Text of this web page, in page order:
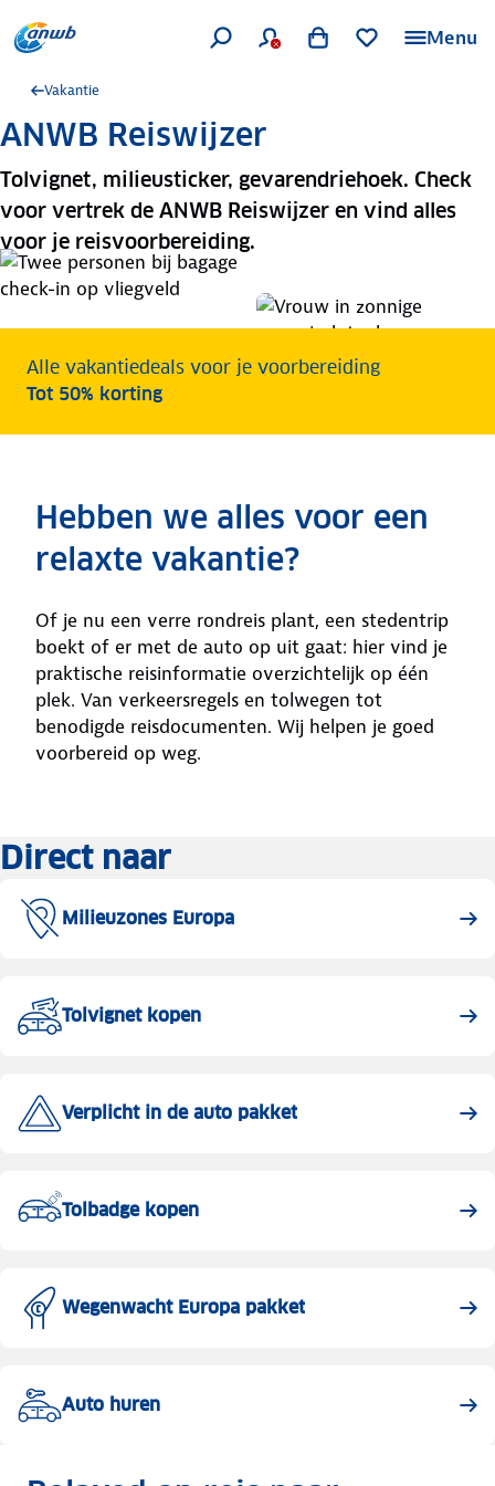
Menu
Vakantie
ANWB Reiswijzer
Tolvignet, milieusticker, gevarendriehoek. Check
voor vertrek de ANWB Reiswijzer en vind alles
voor je reisvoorbereiding.
Alle vakantiedeals voor je voorbereiding
Tot 50% korting
Hebben we alles voor een
relaxte vakantie?
Of je nu een verre rondreis plant, een stedentrip
boekt of er met de auto op uit gaat: hier vind je
praktische reisinformatie overzichtelijk op één
plek. Van verkeersregels en tolwegen tot
benodigde reisdocumenten. Wij helpen je goed
voorbereid op weg.
Direct naar
Milieuzones Europa
Tolvignet kopen
Verplicht in de auto pakket
Tolbadge kopen
Wegenwacht Europa pakket
Auto huren